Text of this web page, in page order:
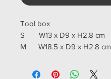
Tool box
S W13 x D9 x H2.8 cm
M W18.5 x D9 x H2.8 cm